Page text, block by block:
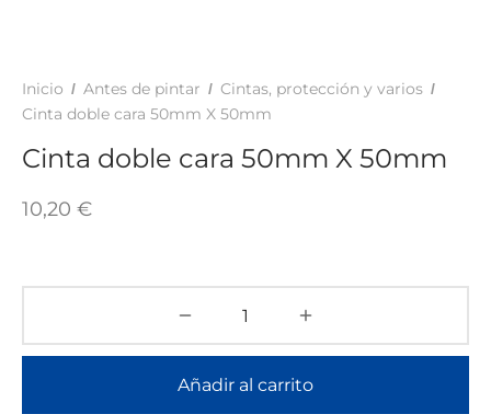
Inicio / Antes de pintar / Cintas, protección y varios /
Cinta doble cara 50mm X 50mm
Cinta doble cara 50mm X 50mm
10,20 €
Añadir al carrito
TINTES Y MANUALIDADES